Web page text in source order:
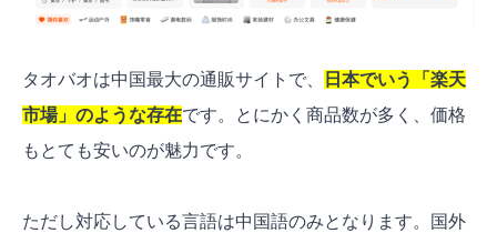
タオバオは中国最大の通販サイトで、
日本でいう「楽天
市場」のような存在です。とにかく商品数が多く、価格
もとても安いのが魅力です。
ただし対応している言語は中国語のみとなります。国外